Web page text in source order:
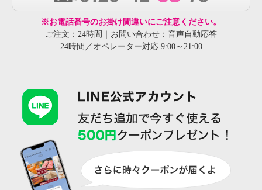
※お電話番号のお掛け間違いにご注意ください。
ご注文：24時間｜お問い合わせ：音声自動応答
24時間／オペレーター対応 9:00～21:00